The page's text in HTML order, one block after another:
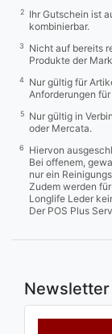
2
Ihr Gutschein ist
kombinierbar.
3
Nicht auf bereits
Produkte der
4
Nur gültig für
Anforderungen
5
Nur gültig in
oder Mercata.
6
Hiervon
Bei offenem,
nur ein
Zudem werden
Longlife Leder
Der POS Plus
Newsletter